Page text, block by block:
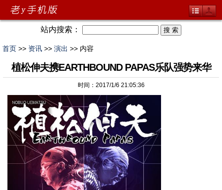
站内搜索：
首页 >> 资讯 >> 演出 >> 内容
植松伸夫携EARTHBOUND PAPAS乐队强势来华
时间：2017/1/6 21:05:36